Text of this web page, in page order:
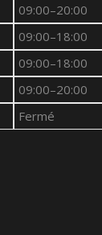
09:00–20:00
09:00–18:00
09:00–18:00
09:00–20:00
Fermé